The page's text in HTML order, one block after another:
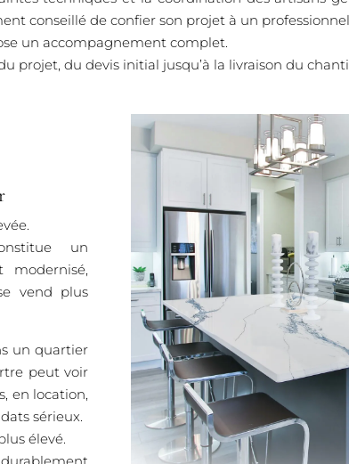
conseillé de confier son projet à un
un accompagnement complet.
projet, du devis initial jusqu’à la livraison du
un
modernisé,
vend plus
un quartier
peut voir
en location,
sérieux.
élevé.